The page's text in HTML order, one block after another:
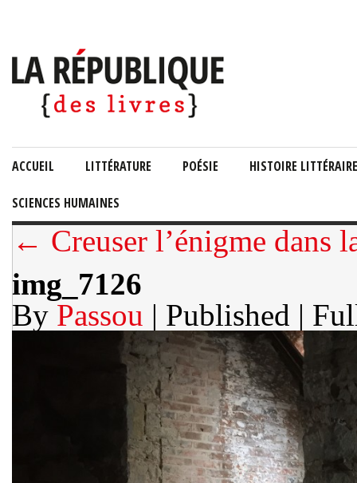
ACCUEIL LITTÉRATURE POÉSIE HISTOIRE LITTÉRAIRE
SCIENCES HUMAINES
← Creuser l’énigme dans
img_7126
By Passou | Published |